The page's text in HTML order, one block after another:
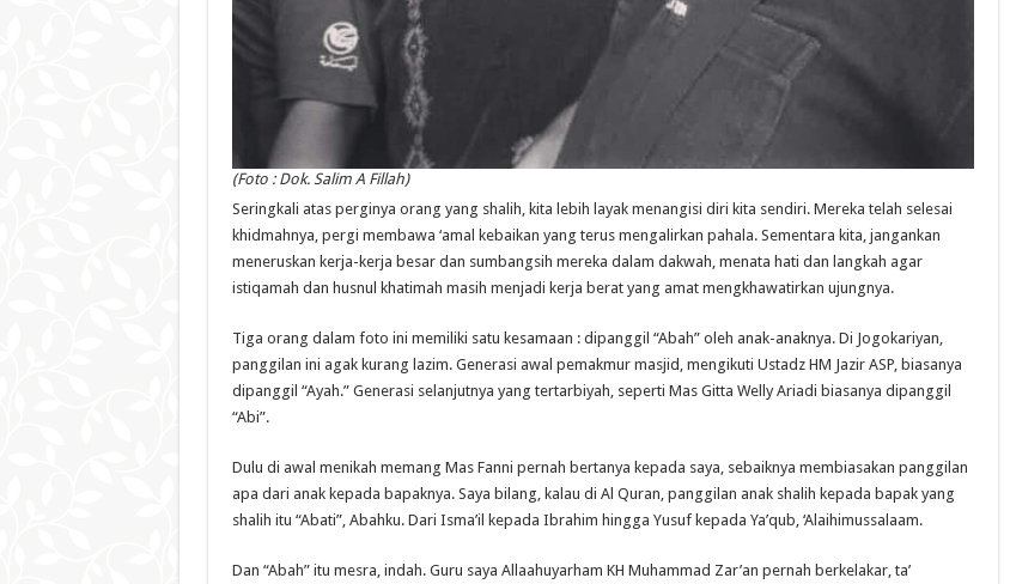
(Foto : Dok. Salim A Fillah)
Seringkali atas perginya orang yang shalih, kita lebih layak menangisi diri kita sendiri. Mereka telah selesai
khidmahnya, pergi membawa ‘amal kebaikan yang terus mengalirkan pahala. Sementara kita, jangankan
meneruskan kerja-kerja besar dan sumbangsih mereka dalam dakwah, menata hati dan langkah agar
istiqamah dan husnul khatimah masih menjadi kerja berat yang amat mengkhawatirkan ujungnya.
Tiga orang dalam foto ini memiliki satu kesamaan : dipanggil “Abah” oleh anak-anaknya. Di Jogokariyan,
panggilan ini agak kurang lazim. Generasi awal pemakmur masjid, mengikuti Ustadz HM Jazir ASP, biasanya
dipanggil “Ayah.” Generasi selanjutnya yang tertarbiyah, seperti Mas Gitta Welly Ariadi biasanya dipanggil
“Abi”.
Dulu di awal menikah memang Mas Fanni pernah bertanya kepada saya, sebaiknya membiasakan panggilan
apa dari anak kepada bapaknya. Saya bilang, kalau di Al Quran, panggilan anak shalih kepada bapak yang
shalih itu “Abati”, Abahku. Dari Isma’il kepada Ibrahim hingga Yusuf kepada Ya’qub, ‘Alaihimussalaam.
Dan “Abah” itu mesra, indah. Guru saya Allaahuyarham KH Muhammad Zar’an pernah berkelakar, ta’